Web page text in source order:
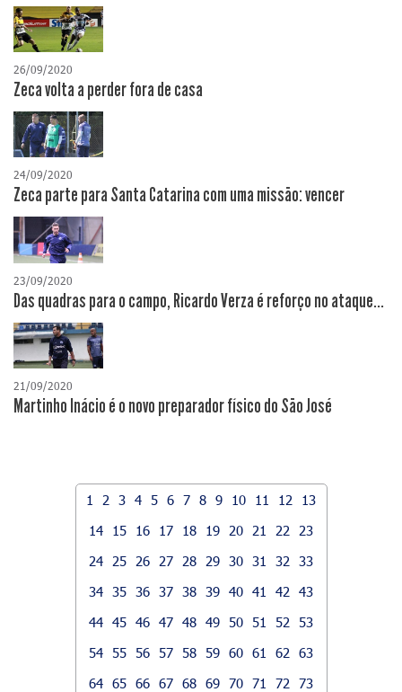
26/09/2020
Zeca volta a perder fora de casa
24/09/2020
Zeca parte para Santa Catarina com uma missão: vencer
23/09/2020
Das quadras para o campo, Ricardo Verza é reforço no ataque...
21/09/2020
Martinho Inácio é o novo preparador físico do São José
1 2 3 4 5 6 7 8 9 10 11 12
13
14
15 16 17 18 19 20 21 22
23
24
25 26 27 28 29 30 31 32
33
34 35 36 37 38 39 40 41 42
43
44 45 46 47 48 49 50 51 52
53
54 55 56 57 58 59 60 61 62
63
64 65 66 67 68 69 70 71 72
73